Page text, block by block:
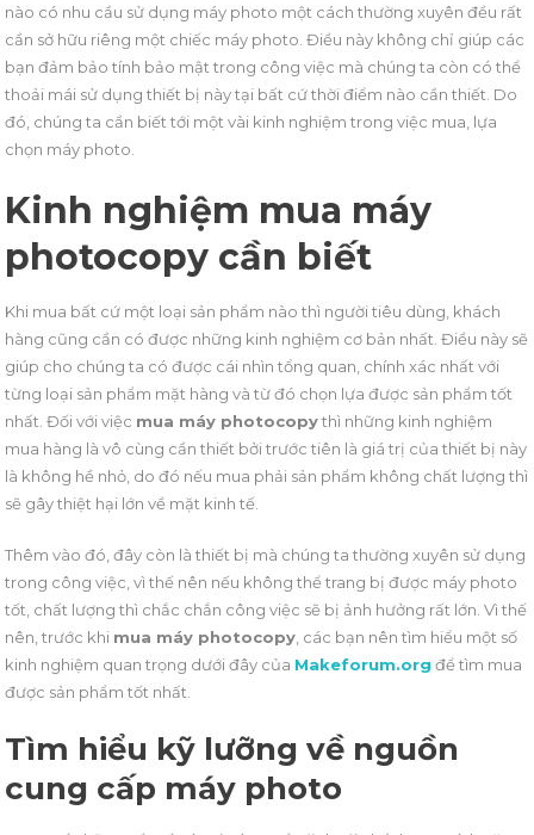
nào có nhu cầu sử dụng máy photo một cách thường xuyên đều rất
cần sở hữu riêng một chiếc máy photo. Điều này không chỉ giúp các
bạn đảm bảo tính bảo mật trong công việc mà chúng ta còn có thể
thoải mái sử dụng thiết bị này tại bất cứ thời điểm nào cần thiết. Do
đó, chúng ta cần biết tới một vài kinh nghiệm trong việc mua, lựa
chọn máy photo.
Kinh nghiệm mua máy
photocopy cần biết
Khi mua bất cứ một loại sản phẩm nào thì người tiêu dùng, khách
hàng cũng cần có được những kinh nghiệm cơ bản nhất. Điều này sẽ
giúp cho chúng ta có được cái nhìn tổng quan, chính xác nhất với
từng loại sản phẩm mặt hàng và từ đó chọn lựa được sản phẩm tốt
nhất. Đối với việc mua máy photocopythì những kinh nghiệm
mua hàng là vô cùng cần thiết bởi trước tiên là giá trị của thiết bị này
là không hề nhỏ, do đó nếu mua phải sản phẩm không chất lượng thì
sẽ gây thiệt hại lớn về mặt kinh tế.
Thêm vào đó, đây còn là thiết bị mà chúng ta thường xuyên sử dụng
trong công việc, vì thế nên nếu không thể trang bị được máy photo
tốt, chất lượng thì chắc chắn công việc sẽ bị ảnh hưởng rất lớn. Vì thế
nên, trước khi mua máy photocopy , các bạn nên tìm hiểu một số
kinh nghiệm quan trọng dưới đây của Makeforum.org để tìm mua
được sản phẩm tốt nhất.
Tìm hiểu kỹ lưỡng về nguồn
cung cấp máy photo